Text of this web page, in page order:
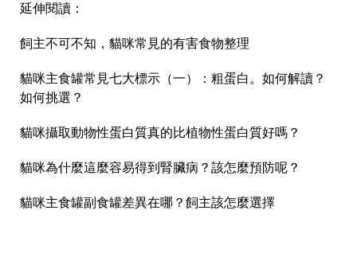
延伸閱讀：
飼主不可不知，貓咪常見的有害食物整理
貓咪主食罐常見七大標示（一）：粗蛋白。如何解讀？
如何挑選？
貓咪攝取動物性蛋白質真的比植物性蛋白質好嗎？
貓咪為什麼這麼容易得到腎臟病？該怎麼預防呢？
貓咪主食罐副食罐差異在哪？飼主該怎麼選擇